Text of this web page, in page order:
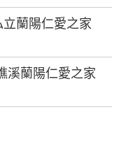
蘭陽仁愛之家
溪蘭陽仁愛之家